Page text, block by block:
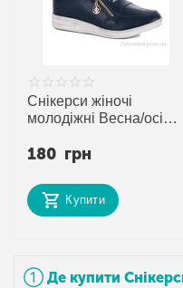
➀ Де купити
Снікерси жіночі
молодіжні Весна/осінь
"Башили" недорого
постачальника
180 грн
Купити